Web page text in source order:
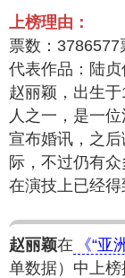
上榜理由：
票数：3786577
代表作品：陆
赵丽颖，出生
人之一，是一
宣布婚讯，之
际，不过仍有
在演技上已经得
赵丽颖在 《“亚
单数据）中上榜